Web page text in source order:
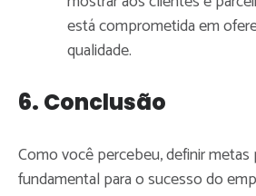
está comprometida em
qualidade.
6. Conclusão
Como você percebeu, definir metas
fundamental para o sucesso do